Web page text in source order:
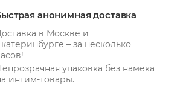
анонимная доставка
в Москве и
– за несколько
упаковка без намека
интим-товары.